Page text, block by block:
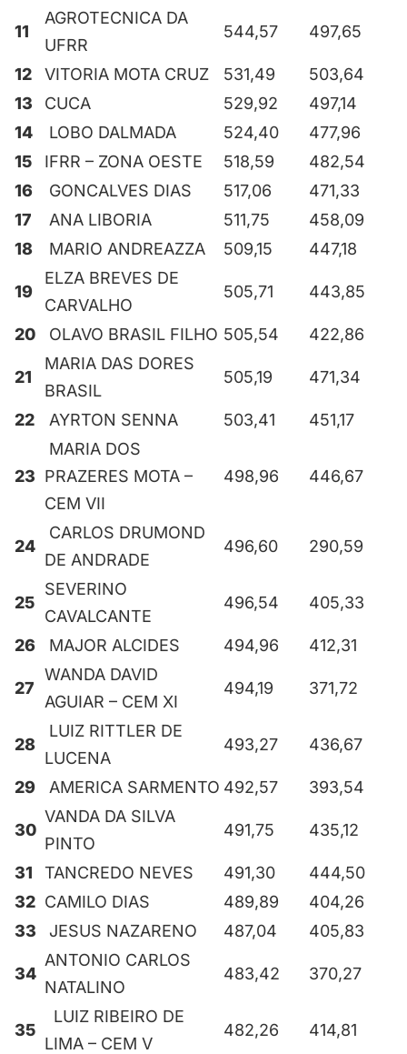
11
AGROTECNICA DA
UFRR
544,57 497,65
12 VITORIA MOTA CRUZ 531,49
503,64
13
CUCA 529,92
497,14
14
LOBO DALMADA 524,40
477,96
15
IFRR – ZONA OESTE 518,59
482,54
16
GONCALVES DIAS 517,06
471,33
17
ANA LIBORIA 511,75
458,09
18
MARIO ANDREAZZA 509,15 447,18
19
ELZA BREVES DE
CARVALHO
505,71 443,85
20 OLAVO BRASIL FILHO 505,54 422,86
21
MARIA DAS DORES
BRASIL
505,19 471,34
22 AYRTON SENNA 503,41 451,17
23
MARIA DOS
PRAZERES MOTA –
CEM VII
498,96 446,67
24
CARLOS DRUMOND
DE ANDRADE
496,60 290,59
25
SEVERINO
CAVALCANTE
496,54 405,33
26 MAJOR ALCIDES 494,96 412,31
27
WANDA DAVID
AGUIAR – CEM XI
494,19 371,72
28
LUIZ RITTLER DE
LUCENA
493,27 436,67
29 AMERICA SARMENTO 492,57 393,54
30
VANDA DA SILVA
PINTO
491,75 435,12
31 TANCREDO NEVES 491,30
444,50
32 CAMILO DIAS 489,89
404,26
33
JESUS NAZARENO 487,04 405,83
34
ANTONIO CARLOS
NATALINO
483,42 370,27
35
LUIZ RIBEIRO DE
LIMA – CEM V
482,26 414,81